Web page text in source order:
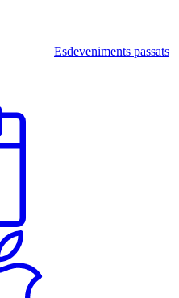
Esdeveniments passats